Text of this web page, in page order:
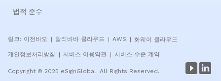
법적 준수
링크: 이전바오 알리바바 클라우드 AWS 화웨이 클라우드
개인정보처리방침 | 서비스 이용약관 | 서비스 수준 계약
Copyright © 2025 eSignGlobal. All Rights Reserved.